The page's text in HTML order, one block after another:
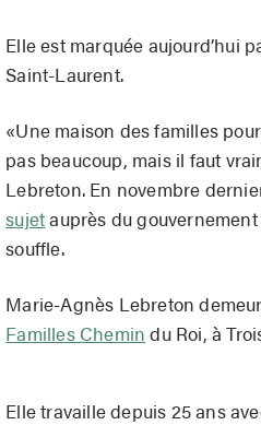
Elle est marquée aujourd’hui
Saint-Laurent.
«Une maison des familles
pas beaucoup, mais il faut
Lebreton. En novembre
sujetauprès du
souffle.
Marie-Agnès Lebreton
Familles Chemin du Roi, à
Elle travaille depuis 25 ans